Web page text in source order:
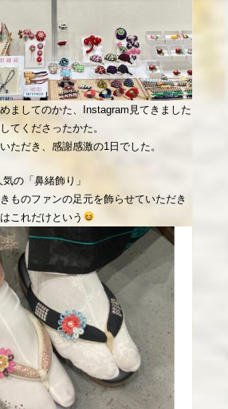
ましてのかた、Instagram見てきました
てくださったかた。
ただき、感謝感激の1日でした。
の「鼻緒飾り」
ものファンの足元を飾らせていただき
これだけという